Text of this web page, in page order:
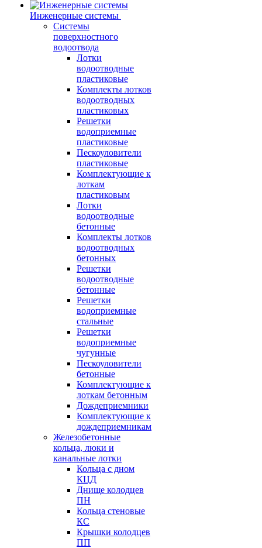
Инженерные системы
Системы
поверхностного
водоотвода
Лотки
водоотводные
пластиковые
Комплекты лотков
водоотводных
пластиковых
Решетки
водоприемные
пластиковые
Пескоуловители
пластиковые
Комплектующие к
лоткам
пластиковым
Лотки
водоотводные
бетонные
Комплекты лотков
водоотводных
бетонных
Решетки
водоотводные
бетонные
Решетки
водоприемные
стальные
Решетки
водоприемные
чугунные
Пескоуловители
бетонные
Комплектующие к
лоткам бетонным
Дождеприемники
Комплектующие к
дождеприемникам
Железобетонные
кольца, люки и
канальные лотки
Кольца с дном
КЦД
Днище колодцев
ПН
Кольца стеновые
КС
Крышки колодцев
ПП